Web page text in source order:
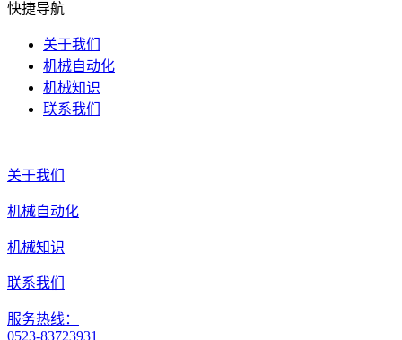
快捷导航
关于我们
机械自动化
机械知识
联系我们
关于我们
机械自动化
机械知识
联系我们
服务热线：
0523-83723931